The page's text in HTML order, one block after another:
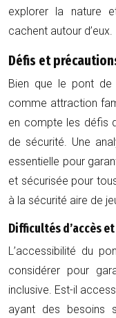
explorer la nature
cachent autour d’eux.
Défis et
Bien que le pont
comme attraction
en compte les défis
de sécurité. Une
essentielle pour
et sécurisée pour
à la sécurité aire de
Difficultés d’accès
L’accessibilité du
considérer pour
inclusive. Est-il
ayant des besoins